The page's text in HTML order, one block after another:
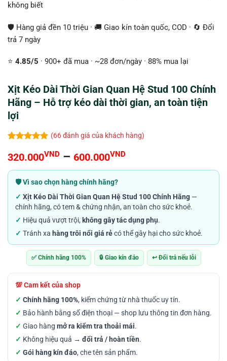
không biết
🛡️ Hàng giả đền 10 triệu · 🚚 Giao kín toàn quốc, COD · 🔄 Đổi
trả 7 ngày
⭐ 4.85/5 · 900+ đã mua · ~28 đơn/ngày · 88% mua lại
Xịt Kéo Dài Thời Gian Quan Hệ Stud 100 Chính
Hãng – Hỗ trợ kéo dài thời gian, an toàn tiện
lợi
dựa trên
đánh giá
(66đánh giá của khách hàng)
320.000VND – 600.000VNDKhoảng
giá:
320.000VND
đến
600.000VND
🛡️ Vì sao chọn hàng chính hãng?
✓ Xịt Kéo Dài Thời Gian Quan Hệ Stud 100 Chính Hãng —
chính hãng, có tem & chứng nhận, an toàn cho sức khoẻ.
✓ Hiệu quả vượt trội, không gây tác dụng phụ.
✓ Tránh xa hàng trôi nổi giá rẻcó thể gây hại cho sức khoẻ.
✅ Chính hãng 100% 🔒 Giao kín đáo ↩️ Đổi trả nếu lỗi
💯 Cam kết của shop
✓ Chính hãng 100%, kiểm chứng từ nhà thuốc uy tín.
✓ Bảo hành bằng số điện thoại — shop lưu thông tin đơn hàng.
✓ Giao hàng mở ra kiểm tra thoải mái.
✓ Không hiệu quả → đổi trả / hoàn tiền.
✓ Gói hàng kín đáo, che tên sản phẩm.